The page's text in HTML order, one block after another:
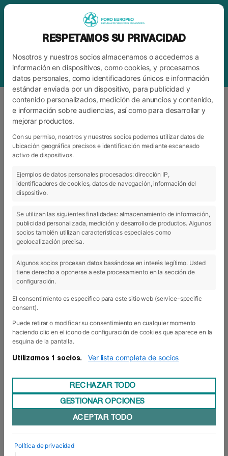
ETIQUETACULTURA
29 Ago 2018
Recordando la experiencia Erasmus+
Pocas experiencias académicas, amén de las
satisfacción a los alumnos como las prácticas
RESPETAMOS SU PRIVACIDAD
Nosotros y nuestros socios almacenamos o accedemos a
información en dispositivos, como cookies, y procesamos
datos personales, como identificadores únicos e información
estándar enviada por un dispositivo, para publicidad y
contenido personalizados, medición de anuncios y contenido,
e información sobre audiencias, así como para desarrollar y
mejorar productos.
Con su permiso, nosotros y nuestros socios podemos utilizar datos de
ubicación geográfica precisos e identificación mediante escaneado
activo de dispositivos.
Ejemplos de datos personales procesados: dirección IP,
identificadores de cookies, datos de navegación, información del
dispositivo.
Se utilizan las siguientes finalidades: almacenamiento de información,
publicidad personalizada, medición y desarrollo de productos. Algunos
socios también utilizan características especiales como
geolocalización precisa.
Algunos socios procesan datos basándose en interés legítimo. Usted
tiene derecho a oponerse a este procesamiento en la sección de
configuración.
El consentimiento es específico para este sitio web (service-specific
consent).
Puede retirar o modificar su consentimiento en cualquier momento
haciendo clic en el icono de configuración de cookies que aparece en la
esquina de la pantalla.
Utilizamos 1 socios. Ver lista completa de socios
RECHAZAR TODO
GESTIONAR OPCIONES
ACEPTAR TODO
Política de privacidad